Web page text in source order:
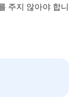
주지 않아야 합니